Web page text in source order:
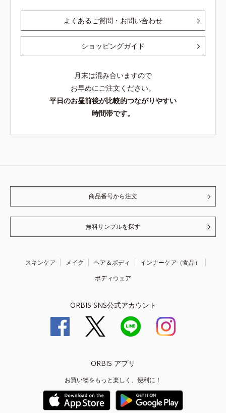
よくあるご質問・お問い合わせ
ショッピングガイド
月末は混み合いますので
お早めにご注文ください。
平日のお昼前後が比較的つながりやすい
時間帯です。
商品番号から注文
無料サンプルを探す
スキンケア メイク ヘア＆ボディ
インナーケア（食品）
ボディウェア
ORBIS SNS公式アカウント
ORBIS アプリ
お買い物をもっと楽しく、便利に！